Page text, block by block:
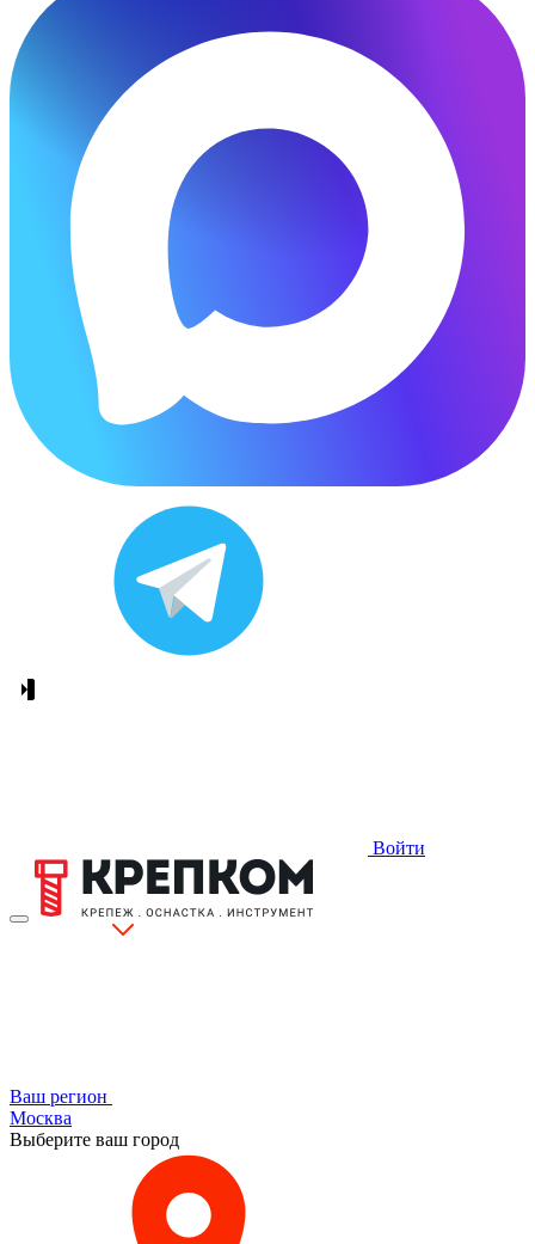
Войти
Ваш регион
Москва
Выберите ваш город